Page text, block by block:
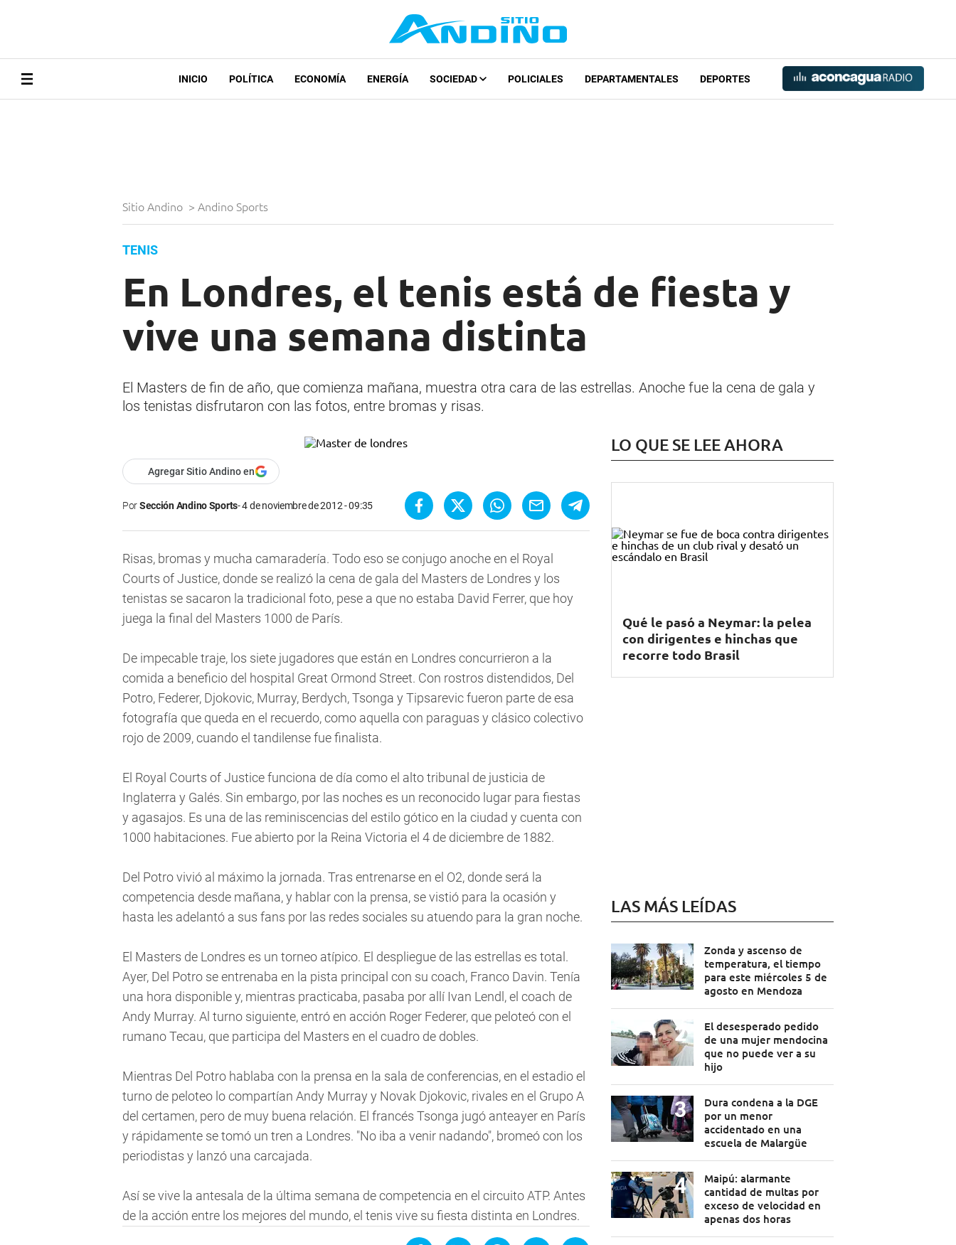
INICIO POLÍTICA ECONOMÍA ENERGÍA SOCIEDAD POLICIALES DEPARTAMENTALES DEPORTES
Sitio Andino > Andino Sports
TENIS
En Londres, el tenis está de fiesta y
vive una semana distinta
El Masters de fin de año, que comienza mañana, muestra otra cara de las estrellas. Anoche fue la cena de gala y
los tenistas disfrutaron con las fotos, entre bromas y risas.
Agregar Sitio Andino en
PorSección Andino Sports 4 de noviembre de 2012 - 09:35
Risas, bromas y mucha camaradería. Todo eso se conjugo anoche en el Royal
Courts of Justice, donde se realizó la cena de gala del Masters de Londres y los
tenistas se sacaron la tradicional foto, pese a que no estaba David Ferrer, que hoy
juega la final del Masters 1000 de París.
De impecable traje, los siete jugadores que están en Londres concurrieron a la
comida a beneficio del hospital Great Ormond Street. Con rostros distendidos, Del
Potro, Federer, Djokovic, Murray, Berdych, Tsonga y Tipsarevic fueron parte de esa
fotografía que queda en el recuerdo, como aquella con paraguas y clásico colectivo
rojo de 2009, cuando el tandilense fue finalista.
El Royal Courts of Justice funciona de día como el alto tribunal de justicia de
Inglaterra y Galés. Sin embargo, por las noches es un reconocido lugar para fiestas
y agasajos. Es una de las reminiscencias del estilo gótico en la ciudad y cuenta con
1000 habitaciones. Fue abierto por la Reina Victoria el 4 de diciembre de 1882.
Del Potro vivió al máximo la jornada. Tras entrenarse en el O2, donde será la
competencia desde mañana, y hablar con la prensa, se vistió para la ocasión y
hasta les adelantó a sus fans por las redes sociales su atuendo para la gran noche.
El Masters de Londres es un torneo atípico. El despliegue de las estrellas es total.
Ayer, Del Potro se entrenaba en la pista principal con su coach, Franco Davin. Tenía
una hora disponible y, mientras practicaba, pasaba por allí Ivan Lendl, el coach de
Andy Murray. Al turno siguiente, entró en acción Roger Federer, que peloteó con el
rumano Tecau, que participa del Masters en el cuadro de dobles.
Mientras Del Potro hablaba con la prensa en la sala de conferencias, en el estadio el
turno de peloteo lo compartían Andy Murray y Novak Djokovic, rivales en el Grupo A
del certamen, pero de muy buena relación. El francés Tsonga jugó anteayer en París
y rápidamente se tomó un tren a Londres. "No iba a venir nadando", bromeó con los
periodistas y lanzó una carcajada.
Así se vive la antesala de la última semana de competencia en el circuito ATP. Antes
de la acción entre los mejores del mundo, el tenis vive su fiesta distinta en Londres.
LO QUE SE LEE AHORA
Qué le pasó a Neymar: la pelea
con dirigentes e hinchas que
recorre todo Brasil
LAS MÁS LEÍDAS
Zonda y ascenso de
temperatura, el tiempo
para este miércoles 5 de
agosto en Mendoza
El desesperado pedido
de una mujer mendocina
que no puede ver a su
hijo
Dura condena a la DGE
por un menor
accidentado en una
escuela de Malargüe
Maipú: alarmante
cantidad de multas por
exceso de velocidad en
apenas dos horas